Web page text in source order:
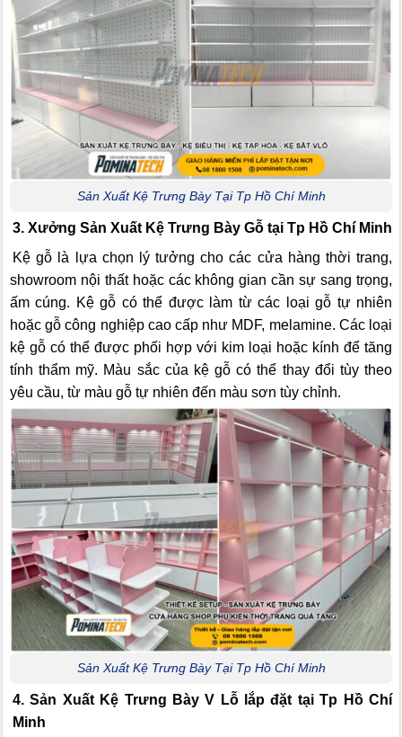
Sản Xuất Kệ Trưng Bày Tại Tp Hồ Chí Minh
3. Xưởng Sản Xuất Kệ Trưng Bày Gỗ tại Tp Hồ Chí Minh
Kệ gỗ là lựa chọn lý tưởng cho các cửa hàng thời trang,
showroom nội thất hoặc các không gian cần sự sang trọng,
ấm cúng. Kệ gỗ có thể được làm từ các loại gỗ tự nhiên
hoặc gỗ công nghiệp cao cấp như MDF, melamine. Các loại
kệ gỗ có thể được phối hợp với kim loại hoặc kính để tăng
tính thẩm mỹ. Màu sắc của kệ gỗ có thể thay đổi tùy theo
yêu cầu, từ màu gỗ tự nhiên đến màu sơn tùy chỉnh.
Sản Xuất Kệ Trưng Bày Tại Tp Hồ Chí Minh
4. Sản Xuất Kệ Trưng Bày V Lỗ lắp đặt tại Tp Hồ Chí
Minh